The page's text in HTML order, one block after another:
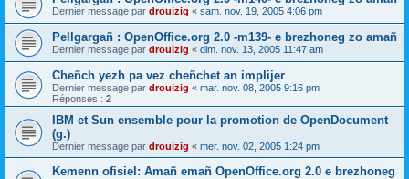
Dernier message par drouizig « sam. nov. 19, 2005 4:06 pm
Pellgargañ : OpenOffice.org 2.0 -m139- e brezhoneg zo amañ
Dernier message par drouizig « dim. nov. 13, 2005 11:47 am
Cheñch yezh pa vez cheñchet an implijer
Dernier message par drouizig « mar. nov. 08, 2005 9:16 pm
Réponses : 2
IBM et Sun ensemble pour la promotion de OpenDocument
(g.)
Dernier message par drouizig « mer. nov. 02, 2005 1:24 pm
Kemenn ofisiel: Amañ emañ OpenOffice.org 2.0 e brezhoneg